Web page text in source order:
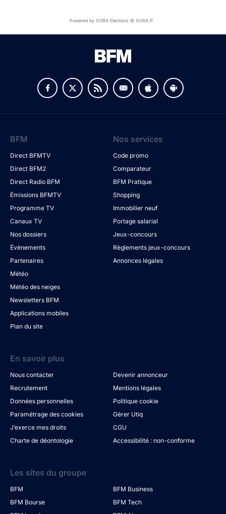
Powered by SORA Elections © SORA.fr
BFM
Direct BFMTV
Direct BFM2
Direct Radio BFM
Émissions BFMTV
Programme TV
Canaux TV
Nos dossiers
Évènements
Partenaires
Météo
Météo des neiges
Newsletters BFM
Applications mobiles
Plan du site
Nos services
Code promo
Comparateur
BFM Pratique
Shopping
Immobilier neuf
Portage salarial
Jeux-concours
Règlements jeux-concours
Annonces légales
En savoir plus
Nous contacter
Devenir annonceur
Recrutement
Mentions légales
Données personnelles
Politique cookie
Paramétrage des cookies
Gérer Utiq
J’exerce mes droits
CGU
Charte de déontologie
Accessibilité : non-conforme
Les sites du groupe
BFM
BFM Business
BFM Bourse
BFM Tech